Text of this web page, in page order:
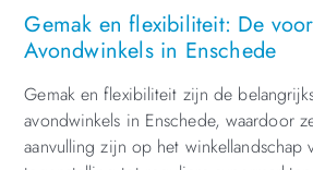
Gemak en flexibiliteit: De
Avondwinkels in Enschede
Gemak en flexibiliteit zijn de
avondwinkels in Enschede, waardoor
aanvulling zijn op het winkellandschap